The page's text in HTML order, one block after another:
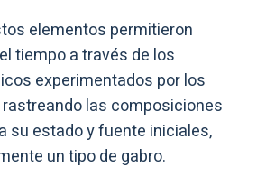
elementos permitieron
tiempo a través de los
experimentados por los
rastreando las composiciones
su estado y fuente iniciales,
un tipo de gabro.